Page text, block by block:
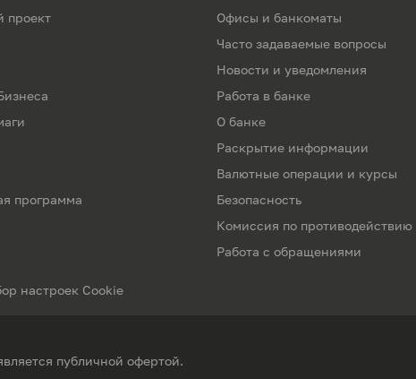
проект
программа
Офисы и банкоматы
Часто задаваемые вопросы
Новости и уведомления
Работа в банке
О банке
Раскрытие информации
Валютные операции и курсы
Безопасность
Комиссия по
Работа с обращениями
настроек Cookie
публичной офертой.